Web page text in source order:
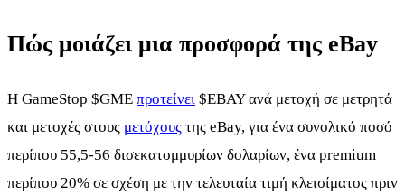
Πώς μοιάζει μια προσφορά της eBay
Η GameStop $GME προτείνει $EBAYανά μετοχή σε μετρητά
και μετοχές στους μετόχους της eBay, για ένα συνολικό ποσό
περίπου 55,5-56 δισεκατομμυρίων δολαρίων, ένα premium
περίπου 20% σε σχέση με την τελευταία τιμή κλεισίματος πριν